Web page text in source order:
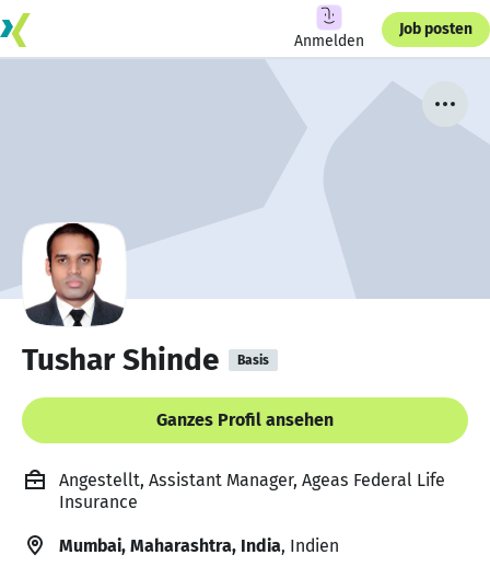
Anmelden
Job posten
Tushar Shinde Basis
Ganzes Profil ansehen
Angestellt, Assistant Manager, Ageas Federal Life
Insurance
Mumbai, Maharashtra, India, Indien